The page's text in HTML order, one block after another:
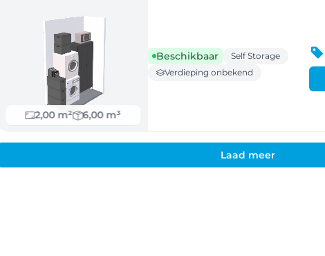
2,00 m² 6,00 m³
Beschikbaar
Self Storage
Verdieping onbekend
Laad meer